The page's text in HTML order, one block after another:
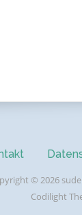
© 2026
Codilight